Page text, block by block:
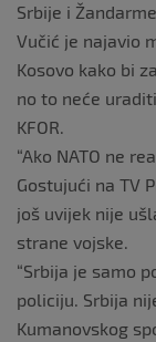
Srbije i
Vučić je najavio
Kosovo kako bi
no to neće
KFOR.
“Ako NATO ne
Gostujući na TV
još uvijek nije
strane vojske.
“Srbija je samo
policiju. Srbija
Kumanovskog